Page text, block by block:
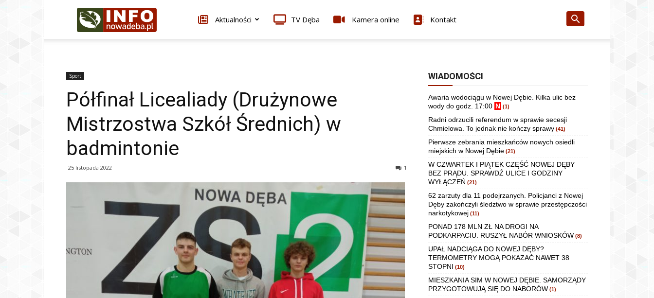
Infonowadeba.pl Aktualności TV Dęba Kamera online Kontakt
Sport
Półfinał Licealiady (Drużynowe
Mistrzostwa Szkół Średnich) w
badmintonie
25 listopada 2022 1
WIADOMOŚCI
Awaria wodociągu w Nowej Dębie. Kilka ulic bez
wody do godz. 17:00 N (1)
Radni odrzucili referendum w sprawie secesji
Chmielowa. To jednak nie kończy sprawy (41)
Pierwsze zebrania mieszkańców nowych osiedli
miejskich w Nowej Dębie (21)
W CZWARTEK I PIĄTEK CZĘŚĆ NOWEJ DĘBY
BEZ PRĄDU. SPRAWDŹ ULICE I GODZINY
WYŁĄCZEŃ (21)
62 zarzuty dla 11 podejrzanych. Policjanci z Nowej
Dęby zakończyli śledztwo w sprawie przestępczości
narkotykowej (11)
PONAD 178 MLN ZŁ NA DROGI NA
PODKARPACIU. RUSZYŁ NABÓR WNIOSKÓW (8)
UPAŁ NADCIĄGA DO NOWEJ DĘBY?
TERMOMETRY MOGĄ POKAZAĆ NAWET 38
STOPNI (10)
MIESZKANIA SIM W NOWEJ DĘBIE. SAMORZĄDY
PRZYGOTOWUJĄ SIĘ DO NABORÓW (1)